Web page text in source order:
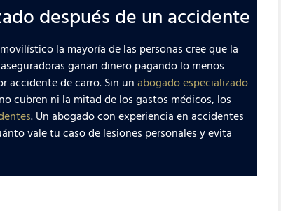
después de un accidente
la mayoría de las personas cree que la
ganan dinero pagando lo menos
accidente de carro. Sin un abogado especializado
cubren ni la mitad de los gastos médicos, los
. Un abogado con experiencia en accidentes
vale tu caso de lesiones personales y evita